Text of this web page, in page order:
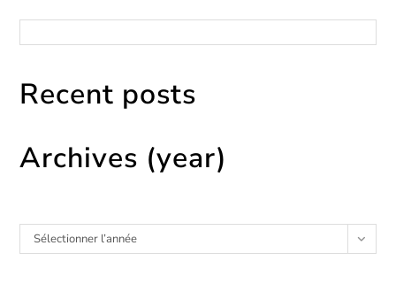
Recent posts
Archives (year)
Sélectionner l’année